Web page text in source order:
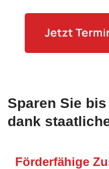
Sparen Sie
dank
Förderfähige